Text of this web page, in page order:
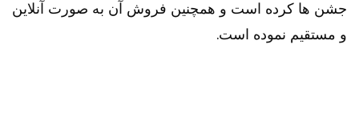
جشن ها کرده است و همچنین فروش آن به صورت آنلاین
و مستقیم نموده است.